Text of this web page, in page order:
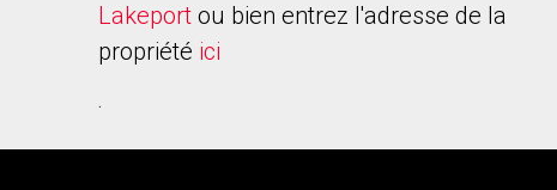
Lakeport ou bien entrez l'adresse de la
propriété ici
.